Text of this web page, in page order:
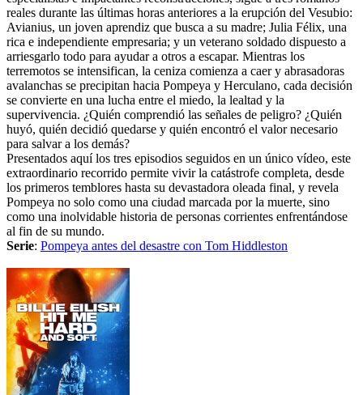
reales durante las últimas horas anteriores a la erupción del Vesubio:
Avianius, un joven aprendiz que busca a su madre; Julia Félix, una
rica e independiente empresaria; y un veterano soldado dispuesto a
arriesgarlo todo para ayudar a otros a escapar. Mientras los
terremotos se intensifican, la ceniza comienza a caer y abrasadoras
avalanchas se precipitan hacia Pompeya y Herculano, cada decisión
se convierte en una lucha entre el miedo, la lealtad y la
supervivencia. ¿Quién comprendió las señales de peligro? ¿Quién
huyó, quién decidió quedarse y quién encontró el valor necesario
para salvar a los demás?
Presentados aquí los tres episodios seguidos en un único vídeo, este
extraordinario recorrido permite vivir la catástrofe completa, desde
los primeros temblores hasta su devastadora oleada final, y revela
Pompeya no solo como una ciudad marcada por la muerte, sino
como una inolvidable historia de personas corrientes enfrentándose
al fin de su mundo.
Serie: Pompeya antes del desastre con Tom Hiddleston